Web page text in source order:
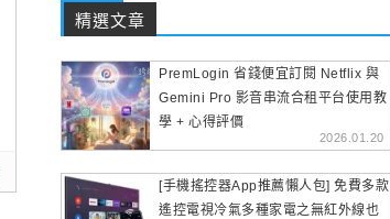
精選文章
PremLogin 省錢便宜訂閱 Netflix 與
Gemini Pro 影音串流合租平台使用教
學 + 心得評價
2026.01.20
[手機搖控器App推薦懶人包] 免費多款
遙控電視冷氣多種家電之無紅外線也